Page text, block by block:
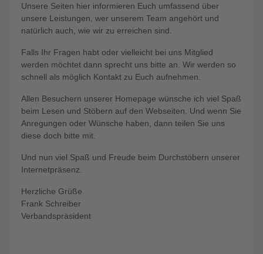
Unsere Seiten hier informieren Euch umfassend über
unsere Leistungen, wer unserem Team angehört und
natürlich auch, wie wir zu erreichen sind.
Falls Ihr Fragen habt oder vielleicht bei uns Mitglied
werden möchtet dann sprecht uns bitte an. Wir werden so
schnell als möglich Kontakt zu Euch aufnehmen.
Allen Besuchern unserer Homepage wünsche ich viel Spaß
beim Lesen und Stöbern auf den Webseiten. Und wenn Sie
Anregungen oder Wünsche haben, dann teilen Sie uns
diese doch bitte mit.
Und nun viel Spaß und Freude beim Durchstöbern unserer
Internetpräsenz.
Herzliche Grüße
Frank Schreiber
Verbandspräsident